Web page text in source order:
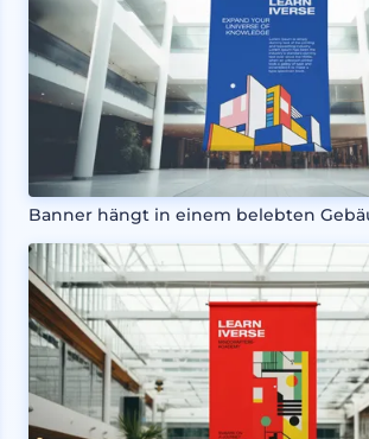
Banner hängt in einem belebten